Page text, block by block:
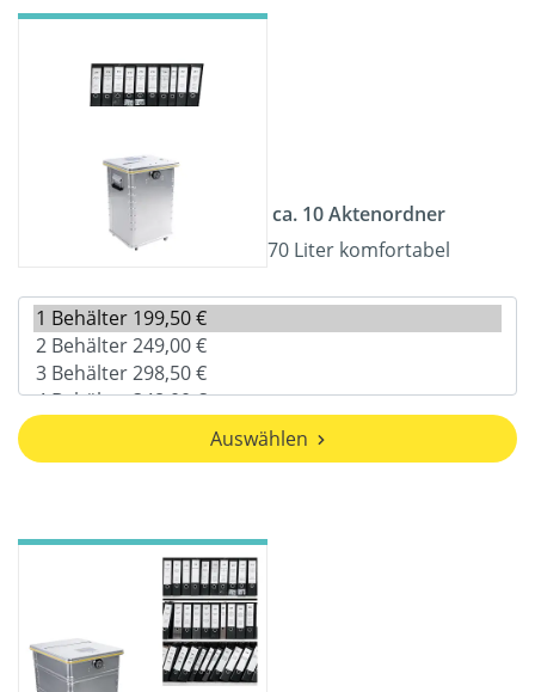
ca. 10 Aktenordner
70 Liter komfortabel
Auswählen